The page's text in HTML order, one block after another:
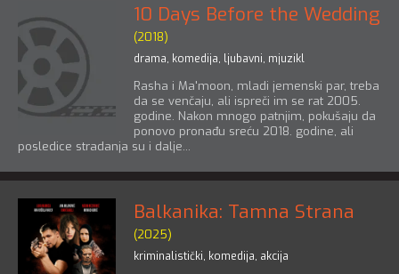
10 Days Before the Wedding
(2018)
drama, komedija, ljubavni, mjuzikl
Rasha i Ma'moon, mladi jemenski par, treba
da se venčaju, ali ispreči im se rat 2005.
godine. Nakon mnogo patnjim, pokušaju da
ponovo pronađu sreću 2018. godine, ali
posledice stradanja su i dalje...
Balkanika: Tamna Strana
(2025)
kriminalistički, komedija, akcija